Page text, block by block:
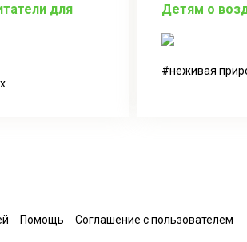
для
Детям о
неживая
Помощь Соглашение с пользователем